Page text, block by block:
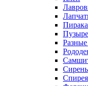
Разные
Сирень
Спирея